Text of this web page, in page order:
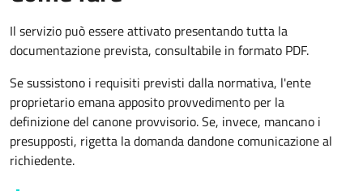
Il servizio può essere attivato presentando tutta la
documentazione prevista, consultabile in formato PDF.
Se sussistono i requisiti previsti dalla normativa, l'ente
proprietario emana apposito provvedimento per la
definizione del canone provvisorio. Se, invece, mancano i
presupposti, rigetta la domanda dandone comunicazione al
richiedente.